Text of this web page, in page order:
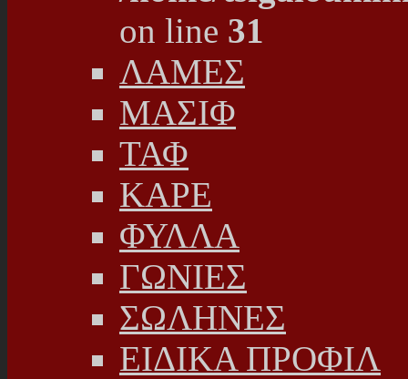
on line 31
ΛΑΜΕΣ
ΜΑΣΙΦ
ΤΑΦ
ΚΑΡΕ
ΦΥΛΛΑ
ΓΩΝΙΕΣ
ΣΩΛΗΝΕΣ
ΕΙΔΙΚΑ ΠΡΟΦΙΛ